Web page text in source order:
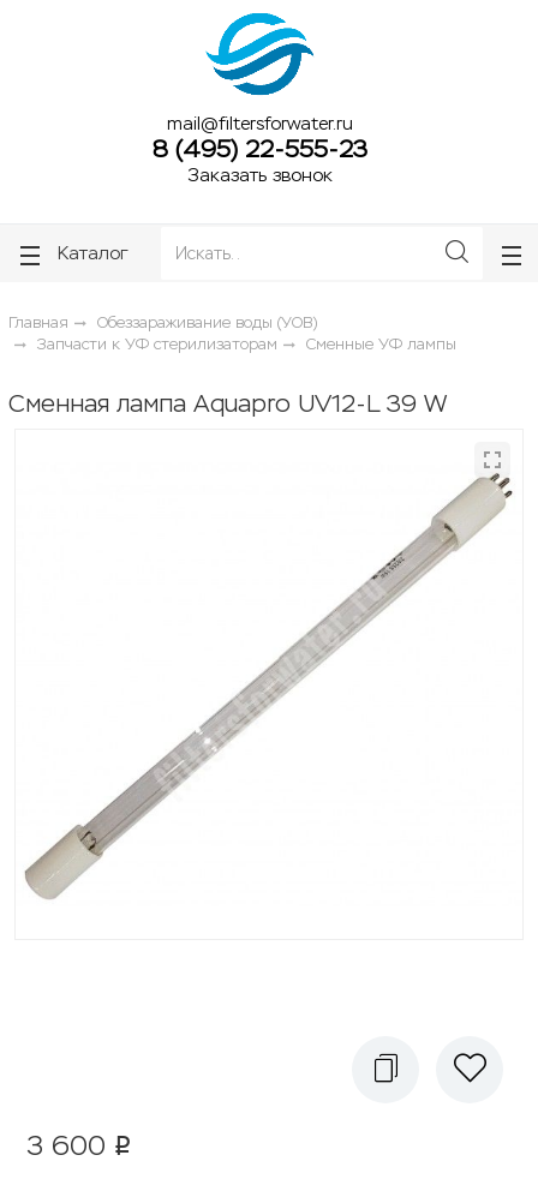
mail@filtersforwater.ru
8 (495) 22-555-23
Заказать звонок
Каталог
Главная
Обеззараживание воды (УОВ)
Запчасти к УФ стерилизаторам
Сменные УФ лампы
Сменная лампа Aquapro UV12-L 39 W
3 600 p